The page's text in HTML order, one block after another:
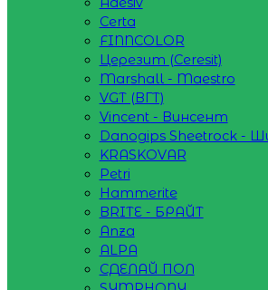
Certa
FINNCOLOR
Церезит (Ceresit)
Marshall - Maestro
VGT (ВГТ)
Vincent - Винсент
Danogips Sheetrock -
KRASKOVAR
Petri
Hammerite
BRITE - БРАЙТ
Anza
ALPA
СДЕЛАЙ ПОЛ